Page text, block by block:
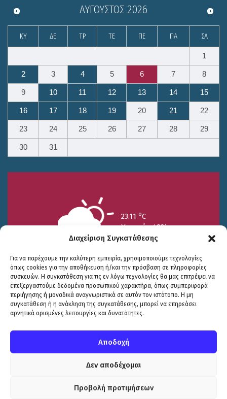
Διαχείριση Συγκατάθεσης
Για να παρέχουμε την καλύτερη εμπειρία, χρησιμοποιούμε τεχνολογίες
όπως cookies για την αποθήκευση ή/και την πρόσβαση σε πληροφορίες
συσκευών. Η συγκατάθεση για τις εν λόγω τεχνολογίες θα μας επιτρέψει να
επεξεργαστούμε δεδομένα προσωπικού χαρακτήρα, όπως συμπεριφορά
περιήγησης ή μοναδικά αναγνωριστικά σε αυτόν τον ιστότοπο. Η μη
συγκατάθεση ή η ανάκληση της συγκατάθεσης, μπορεί να επηρεάσει
αρνητικά ορισμένες λειτουργίες και δυνατότητες.
Αποδοχή
Δεν αποδέχομαι
Προβολή προτιμήσεων
ΑΎΓΟΥΣΤΟΣ 2026
ΚΥ ΔΕ ΤΡ ΤΕ ΠΕ ΠΑ ΣΑ
1
2 3 4 5 6 7 8
9 10 11 12 13 14 15
16 17 18 19 20 21 22
23 24 25 26 27 28 29
30 31
23.11 oC
Υγρασία 49%
25/7
15.73 oC
26/7
17.99oC
27/7
20.94oC
© COPYRIGHT ΔΗΜΟΣ ΣΟΥΛΙΟΥ 2026
ΕΓΚΡΙΤΟΣ GROUP